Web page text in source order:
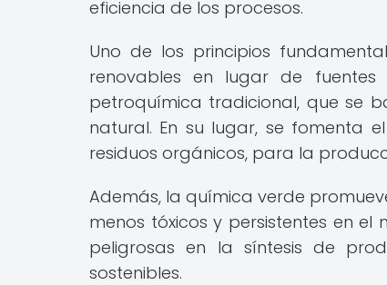
eficiencia de los procesos.
Uno de los principios
renovables en lugar de
petroquímica tradicional, que se
natural. En su lugar, se fomenta
residuos orgánicos, para la
Además, la química verde
menos tóxicos y persistentes en
peligrosas en la síntesis de
sostenibles.